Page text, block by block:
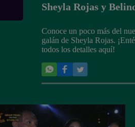
Sheyla Rojas y
Conoce un poco más del
galán de Sheyla Rojas.
todos los detalles aquí!